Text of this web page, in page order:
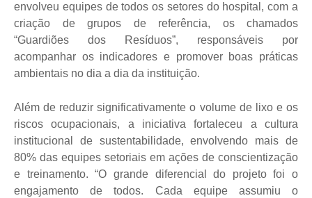
envolveu equipes de todos os setores do hospital, com a
criação de grupos de referência, os chamados
“Guardiões dos Resíduos”, responsáveis por
acompanhar os indicadores e promover boas práticas
ambientais no dia a dia da instituição.
Além de reduzir significativamente o volume de lixo e os
riscos ocupacionais, a iniciativa fortaleceu a cultura
institucional de sustentabilidade, envolvendo mais de
80% das equipes setoriais em ações de conscientização
e treinamento. “O grande diferencial do projeto foi o
engajamento de todos. Cada equipe assumiu o